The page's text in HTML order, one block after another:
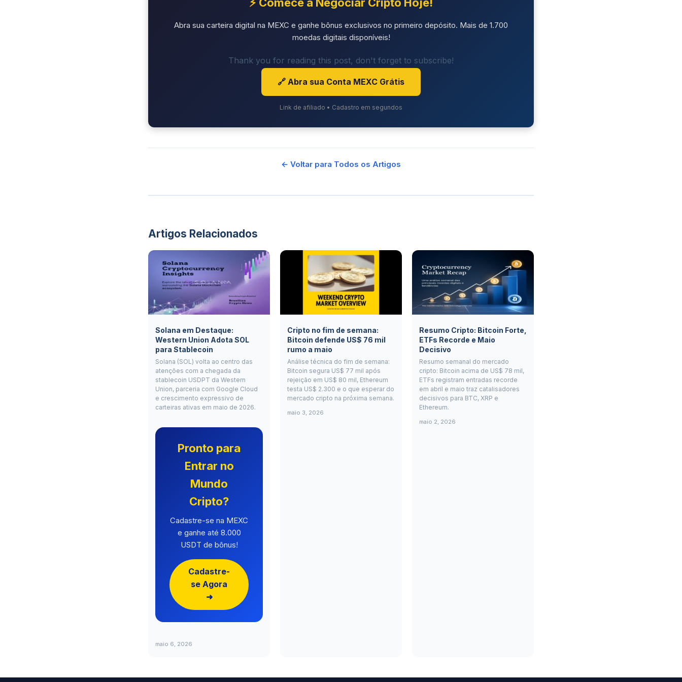
⚡ Comece a Negociar Cripto Hoje!
Abra sua carteira digital na MEXC e ganhe bônus exclusivos no primeiro depósito. Mais de 1.700
moedas digitais disponíveis!
Thank you for reading this post, don't forget to subscribe!
🔗 Abra sua Conta MEXC Grátis
Link de afiliado • Cadastro em segundos
← Voltar para Todos os Artigos
Artigos Relacionados
Solana em Destaque:
Western Union Adota SOL
para Stablecoin
Solana (SOL) volta ao centro das
atenções com a chegada da
stablecoin USDPT da Western
Union, parceria com Google Cloud
e crescimento expressivo de
carteiras ativas em maio de 2026.
Pronto para
Entrar no
Mundo
Cripto?
Cadastre-se na MEXC
e ganhe até 8.000
USDT de bônus!
Cadastre-
se Agora
➜
maio 6, 2026
Cripto no fim de semana:
Bitcoin defende US$ 76 mil
rumo a maio
Análise técnica do fim de semana:
Bitcoin segura US$ 77 mil após
rejeição em US$ 80 mil, Ethereum
testa US$ 2.300 e o que esperar do
mercado cripto na próxima semana.
maio 3, 2026
Resumo Cripto: Bitcoin Forte,
ETFs Recorde e Maio
Decisivo
Resumo semanal do mercado
cripto: Bitcoin acima de US$ 78 mil,
ETFs registram entradas recorde
em abril e maio traz catalisadores
decisivos para BTC, XRP e
Ethereum.
maio 2, 2026